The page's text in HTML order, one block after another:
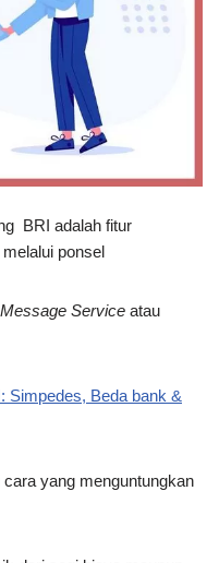
BRI adalah fitur
ponsel
Service atau
Simpedes, Beda bank &
yang menguntungkan